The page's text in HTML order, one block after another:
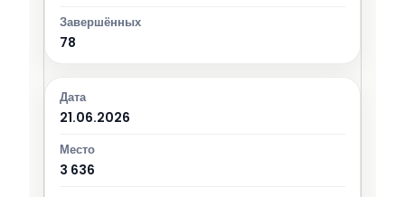
78
21.06.2026
3 636